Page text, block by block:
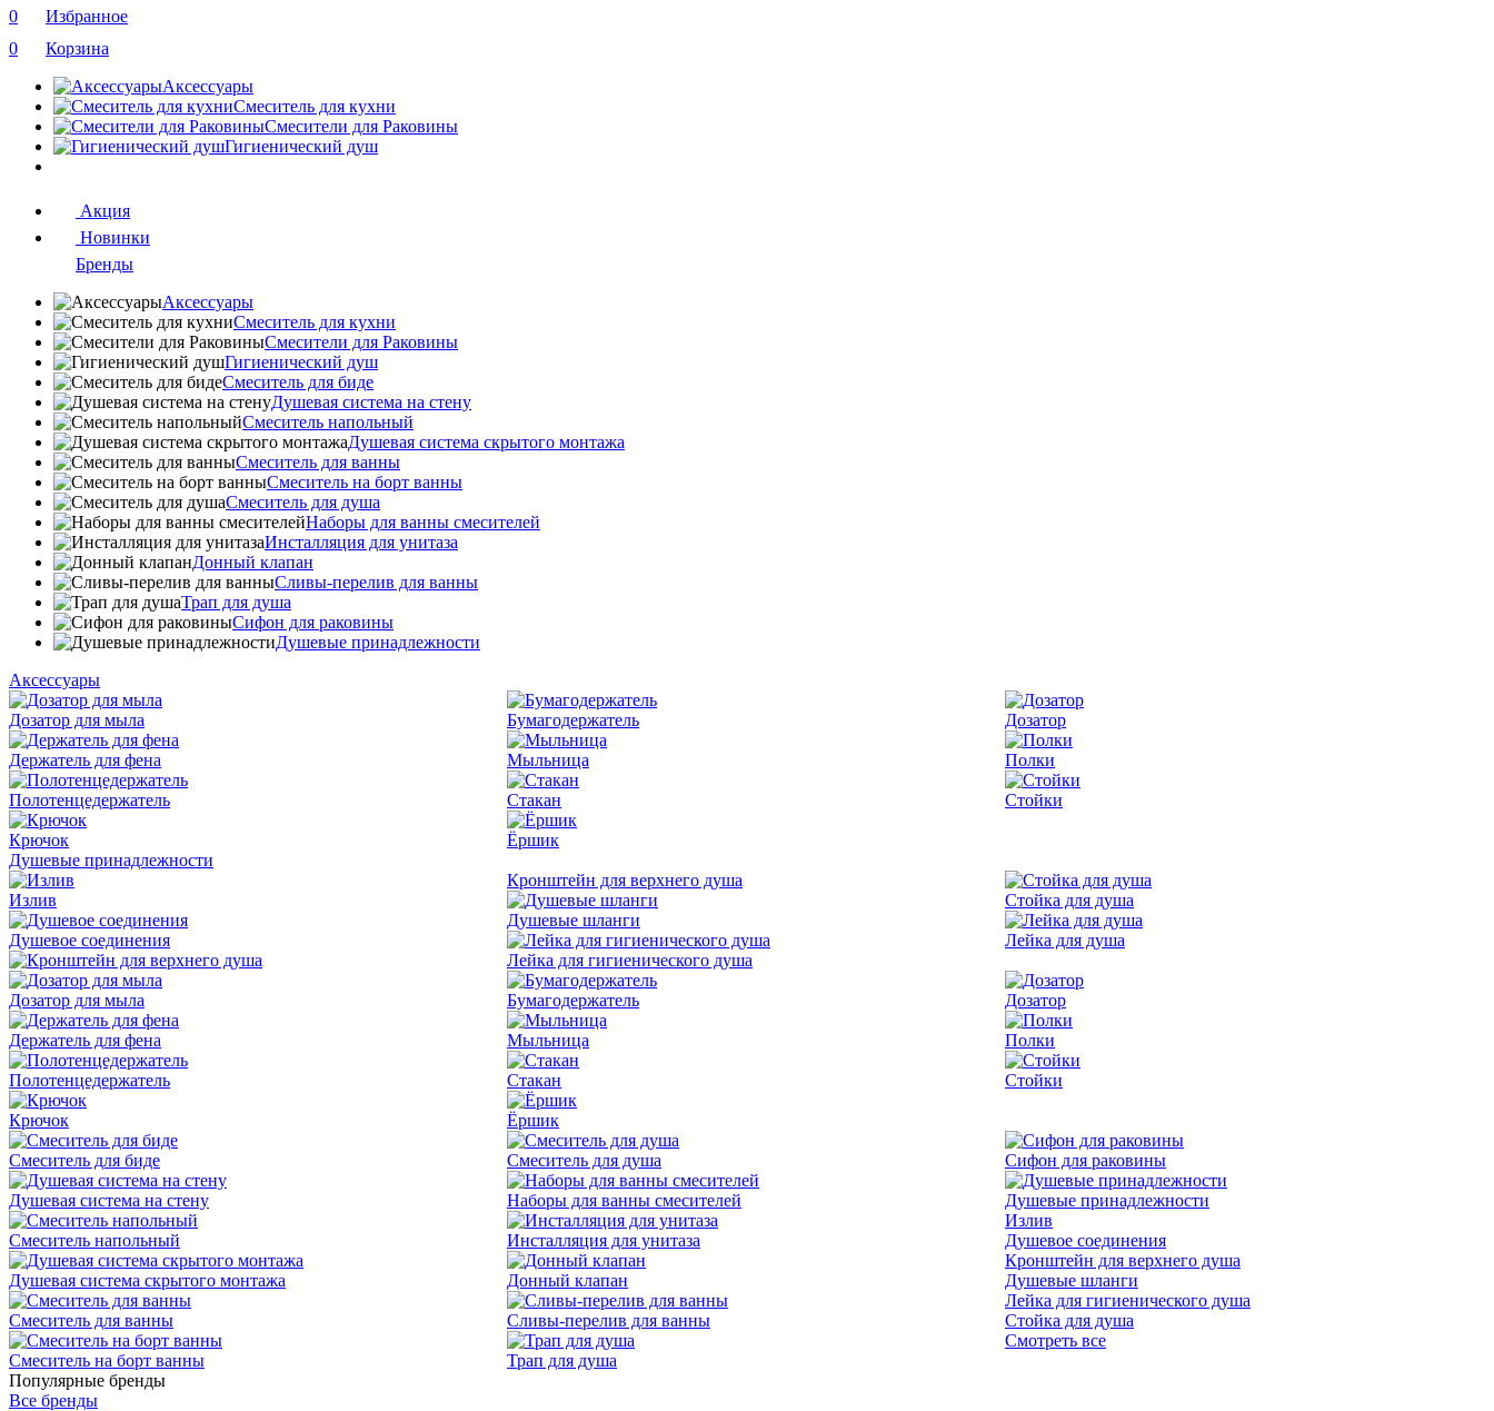
0
Избранное
0
Корзина
Аксессуары
Смеситель для кухни
Смесители для Раковины
Гигиенический душ
Акция
Новинки
Бренды
Аксессуары
Смеситель для кухни
Смесители для Раковины
Гигиенический душ
Смеситель для биде
Душевая система на стену
Смеситель напольный
Душевая система скрытого монтажа
Смеситель для ванны
Смеситель на борт ванны
Смеситель для душа
Наборы для ванны смесителей
Инсталляция для унитаза
Донный клапан
Cливы-перелив для ванны
Трап для душа
Сифон для раковины
Душевые принадлежности
Аксессуары
Дозатор для мыла
Держатель для фена
Полотенцедержатель
Крючок
Бумагодержатель
Мыльница
Стакан
Ёршик
Дозатор
Полки
Стойки
Душевые принадлежности
Излив
Душевое соединения
Кронштейн для верхнего душа
Душевые шланги
Лейка для гигиенического душа
Стойка для душа
Лейка для душа
Дозатор для мыла
Держатель для фена
Полотенцедержатель
Крючок
Бумагодержатель
Мыльница
Стакан
Ёршик
Дозатор
Полки
Стойки
Смеситель для биде
Душевая система на стену
Смеситель напольный
Душевая система скрытого монтажа
Смеситель для ванны
Смеситель на борт ванны
Смеситель для душа
Наборы для ванны смесителей
Инсталляция для унитаза
Донный клапан
Cливы-перелив для ванны
Трап для душа
Сифон для раковины
Душевые принадлежности
Излив
Душевое соединения
Кронштейн для верхнего душа
Душевые шланги
Лейка для гигиенического душа
Стойка для душа
Смотреть все
Популярные бренды
Все бренды